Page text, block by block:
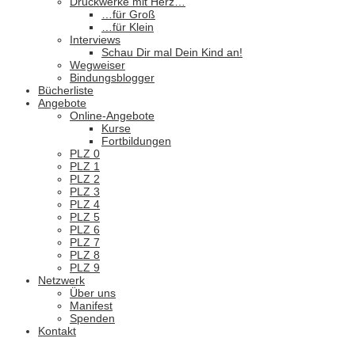
…für Groß
…für Klein
Interviews
Schau Dir mal Dein Kind an!
Wegweiser
Bindungsblogger
Bücherliste
Angebote
Online-Angebote
Kurse
Fortbildungen
PLZ 0
PLZ 1
PLZ 2
PLZ 3
PLZ 4
PLZ 5
PLZ 6
PLZ 7
PLZ 8
PLZ 9
Netzwerk
Über uns
Manifest
Spenden
Kontakt